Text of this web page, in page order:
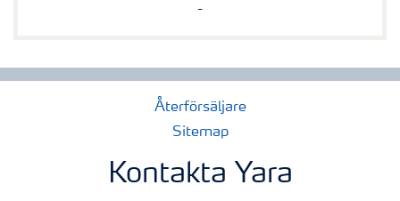
-
Återförsäljare
Sitemap
Kontakta Yara